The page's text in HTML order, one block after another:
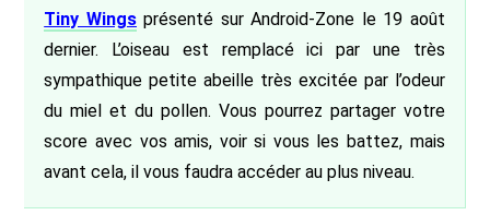
Tiny Wingsprésenté sur Android-Zone le 19 août
dernier. L’oiseau est remplacé ici par une très
sympathique petite abeille très excitée par l’odeur
du miel et du pollen. Vous pourrez partager votre
score avec vos amis, voir si vous les battez, mais
avant cela, il vous faudra accéder au plus niveau.